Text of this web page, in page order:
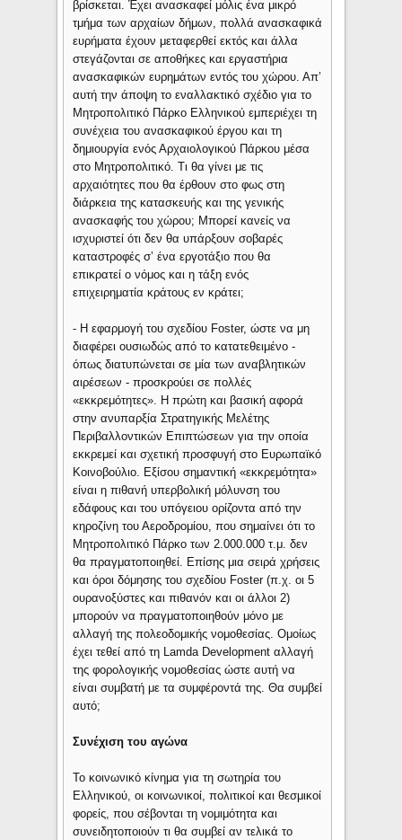
βρίσκεται. Έχει ανασκαφεί μόλις ένα μικρό
τμήμα των αρχαίων δήμων, πολλά ανασκαφικά
ευρήματα έχουν μεταφερθεί εκτός και άλλα
στεγάζονται σε αποθήκες και εργαστήρια
ανασκαφικών ευρημάτων εντός του χώρου. Απ’
αυτή την άποψη το εναλλακτικό σχέδιο για το
Μητροπολιτικό Πάρκο Ελληνικού εμπεριέχει τη
συνέχεια του ανασκαφικού έργου και τη
δημιουργία ενός Αρχαιολογικού Πάρκου μέσα
στο Μητροπολιτικό. Τι θα γίνει με τις
αρχαιότητες που θα έρθουν στο φως στη
διάρκεια της κατασκευής και της γενικής
ανασκαφής του χώρου; Μπορεί κανείς να
ισχυριστεί ότι δεν θα υπάρξουν σοβαρές
καταστροφές σ’ ένα εργοτάξιο που θα
επικρατεί ο νόμος και η τάξη ενός
επιχειρηματία κράτους εν κράτει;
- Η εφαρμογή του σχεδίου Foster, ώστε να μη
διαφέρει ουσιωδώς από το κατατεθειμένο -
όπως διατυπώνεται σε μία των αναβλητικών
αιρέσεων - προσκρούει σε πολλές
«εκκρεμότητες». Η πρώτη και βασική αφορά
στην ανυπαρξία Στρατηγικής Μελέτης
Περιβαλλοντικών Επιπτώσεων για την οποία
εκκρεμεί και σχετική προσφυγή στο Ευρωπαϊκό
Κοινοβούλιο. Εξίσου σημαντική «εκκρεμότητα»
είναι η πιθανή υπερβολική μόλυνση του
εδάφους και του υπόγειου ορίζοντα από την
κηροζίνη του Αεροδρομίου, που σημαίνει ότι το
Μητροπολιτικό Πάρκο των 2.000.000 τ.μ. δεν
θα πραγματοποιηθεί. Επίσης μια σειρά χρήσεις
και όροι δόμησης του σχεδίου Foster (π.χ. οι 5
ουρανοξύστες και πιθανόν και οι άλλοι 2)
μπορούν να πραγματοποιηθούν μόνο με
αλλαγή της πολεοδομικής νομοθεσίας. Ομοίως
έχει τεθεί από τη Lamda Development αλλαγή
της φορολογικής νομοθεσίας ώστε αυτή να
είναι συμβατή με τα συμφέροντά της. Θα συμβεί
αυτό;
Συνέχιση του αγώνα
Το κοινωνικό κίνημα για τη σωτηρία του
Ελληνικού, οι κοινωνικοί, πολιτικοί και θεσμικοί
φορείς, που σέβονται τη νομιμότητα και
συνειδητοποιούν τι θα συμβεί αν τελικά το